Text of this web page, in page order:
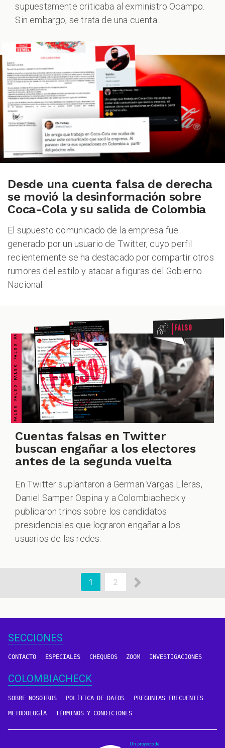
supuestamente criticaba al exministro Ocampo.
Sin embargo, se trata de una cuenta...
Desde una cuenta falsa de derecha
se movió la desinformación sobre
Coca-Cola y su salida de Colombia
El supuesto comunicado de la empresa fue
generado por un usuario de Twitter, cuyo perfil
recientemente se ha destacado por compartir otros
rumores del estilo y atacar a figuras del Gobierno
Nacional.
FALSO FALSO FALSO FALSO FALSO FALSO FALSO Falso
Cuentas falsas en Twitter
buscan engañar a los electores
antes de la segunda vuelta
En Twitter suplantaron a German Vargas Lleras,
Daniel Samper Ospina y a Colombiacheck y
publicaron trinos sobre los candidatos
presidenciales que lograron engañar a los
usuarios de las redes.
Página
actual
1 Page
2
Siguiente
SECCIONES
CONTACTO ESPECIALES CHEQUEOS ZOOM INVESTIGACIONES
COLOMBIACHECK
SOBRE NOSOTROS POLÍTICA DE DATOS PREGUNTAS FRECUENTES
METODOLOGÍA TÉRMINOS Y CONDICIONES
Un proyecto de